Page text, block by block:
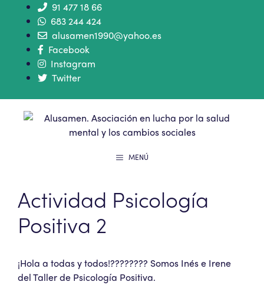
91 477 18 66
683 244 424
alusamen1990@yahoo.es
Facebook
Instagram
Twitter
MENÚ
Actividad Psicología
Positiva 2
¡Hola a todas y todos!???????? Somos Inés e Irene
del Taller de Psicología Positiva.